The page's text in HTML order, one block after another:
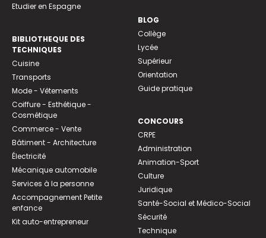
Etudier en Espagne
BIBLIOTHEQUE DES
TECHNIQUES
Cuisine
Transports
Mode - Vêtements
Coiffure - Esthétique -
Cosmétique
Commerce - Vente
Bâtiment - Architecture
Électricité
Mécanique automobile
Services à la personne
Accompagnement Petite
enfance
Kit auto-entrepreneur
BLOG
Collège
Lycée
Supérieur
Orientation
Guide pratique
CONCOURS
CRPE
Administration
Animation-Sport
Culture
Juridique
Santé-Social et Médico-Social
Sécurité
Technique